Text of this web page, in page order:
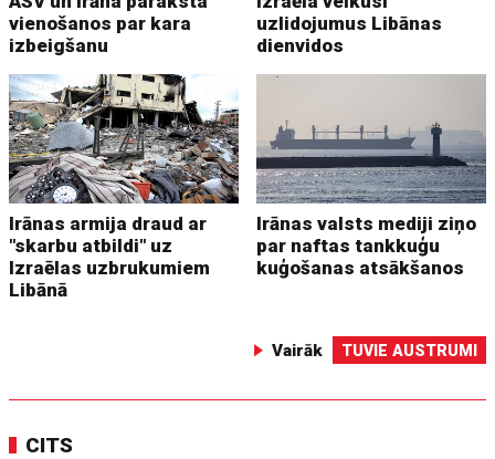
vienošanos par kara
izbeigšanu
uzlidojumus Libānas
dienvidos
Irānas armija draud ar
"skarbu atbildi" uz
Izraēlas uzbrukumiem
Libānā
Irānas valsts mediji ziņo
par naftas tankkuģu
kuģošanas atsākšanos
Vairāk TUVIE AUSTRUMI
CITS